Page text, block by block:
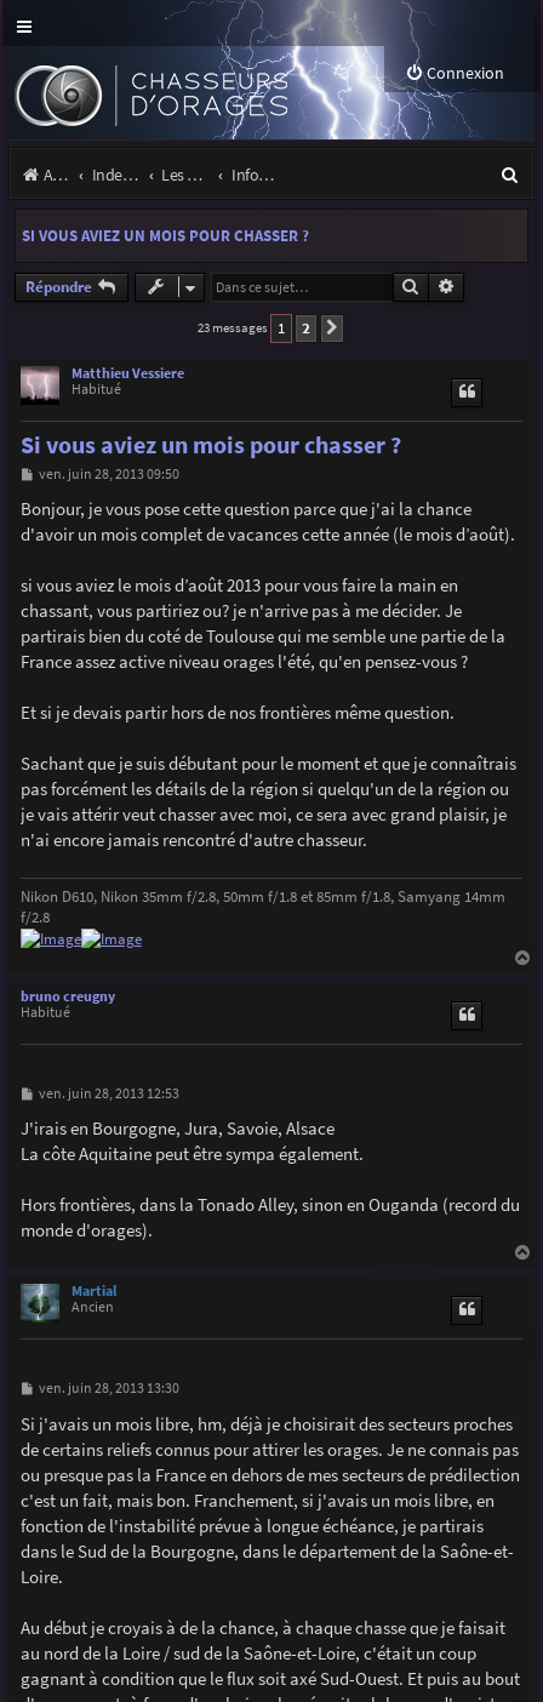
Connexion
Accueil Index du forum Les orages Infos, projets et liens utiles à la communauté
e
h
SI VOUS AVIEZ UN MOIS POUR CHASSER ?
Répondre Rechercher
23 messages 1 2
Matthieu Vessiere
Habitué
Si vous aviez un mois pour chasser ?
M
s
s
a
ven. juin 28, 2013 09:50
Bonjour, je vous pose cette question parce que j'ai la chance
d'avoir un mois complet de vacances cette année (le mois d’août).
si vous aviez le mois d’août 2013 pour vous faire la main en
chassant, vous partiriez ou? je n'arrive pas à me décider. Je
partirais bien du coté de Toulouse qui me semble une partie de la
France assez active niveau orages l'été, qu'en pensez-vous ?
Et si je devais partir hors de nos frontières même question.
Sachant que je suis débutant pour le moment et que je connaîtrais
pas forcément les détails de la région si quelqu'un de la région ou
je vais attérir veut chasser avec moi, ce sera avec grand plaisir, je
n'ai encore jamais rencontré d'autre chasseur.
Nikon D610, Nikon 35mm f/2.8, 50mm f/1.8 et 85mm f/1.8, Samyang 14mm
f/2.8
bruno creugny
Habitué
M
s
s
a
ven. juin 28, 2013 12:53
J'irais en Bourgogne, Jura, Savoie, Alsace
La côte Aquitaine peut être sympa également.
Hors frontières, dans la Tonado Alley, sinon en Ouganda (record du
monde d'orages).
Martial
Ancien
M
s
s
a
e
ven. juin 28, 2013 13:30
Si j'avais un mois libre, hm, déjà je choisirait des secteurs proches
de certains reliefs connus pour attirer les orages. Je ne connais pas
ou presque pas la France en dehors de mes secteurs de prédilection
c'est un fait, mais bon. Franchement, si j'avais un mois libre, en
fonction de l'instabilité prévue à longue échéance, je partirais
dans le Sud de la Bourgogne, dans le département de la Saône-et-
Loire.
Au début je croyais à de la chance, à chaque chasse que je faisait
au nord de la Loire / sud de la Saône-et-Loire, c'était un coup
gagnant à condition que le flux soit axé Sud-Ouest. Et puis au bout